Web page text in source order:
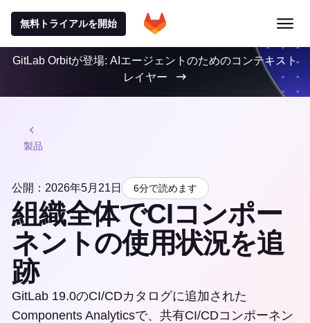
無料トライアルを開始
GitLab Orbitが登場: AIエージェントのためのコンテキスト
レイヤー
製品
公開：2026年5月21日 6分で読めます
組織全体でCIコンポー
ネントの使用状況を追
跡
GitLab 19.0のCI/CDカタログに追加された
Components Analyticsで、共有CI/CDコンポーネン